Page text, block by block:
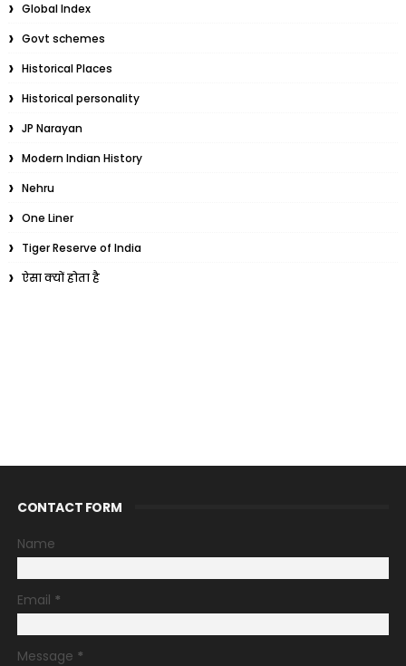
Global Index
Govt schemes
Historical Places
Historical personality
JP Narayan
Modern Indian History
Nehru
One Liner
Tiger Reserve of India
ऐसा क्यों होता है
CONTACT FORM
Name
Email *
Message *